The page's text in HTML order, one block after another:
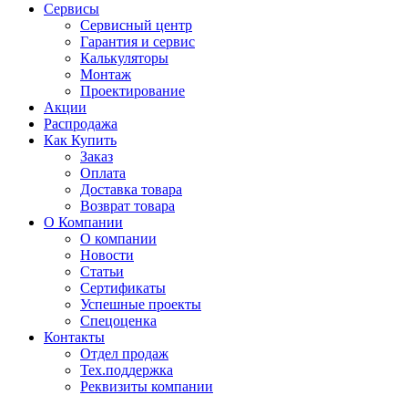
Сервисы
Сервисный центр
Гарантия и сервис
Калькуляторы
Монтаж
Проектирование
Акции
Распродажа
Как Купить
Заказ
Оплата
Доставка товара
Возврат товара
О Компании
О компании
Новости
Статьи
Сертификаты
Успешные проекты
Спецоценка
Контакты
Отдел продаж
Тех.поддержка
Реквизиты компании